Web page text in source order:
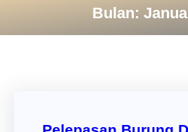
Bulan: